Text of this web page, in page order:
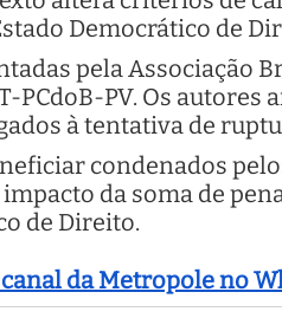
Democrático de
pela Associação
PCdoB-PV. Os
à tentativa de
condenados
da soma de
de Direito.
da Metropole no